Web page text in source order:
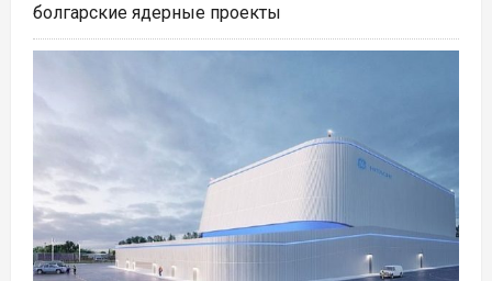
болгарские ядерные проекты